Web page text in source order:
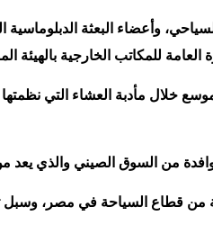
وأعضاء البعثة
خلال مأدبة العشاء التي نظمتها
من قطاع السياحة في مصر،